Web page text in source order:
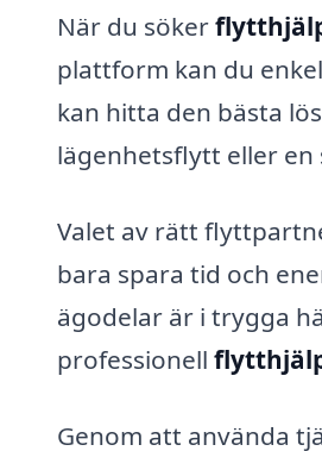
När du söker
plattform kan du
kan hitta den bästa
lägenhetsflytt eller
Valet av rätt
bara spara tid och
ägodelar är i trygga
professionell
Genom att använda